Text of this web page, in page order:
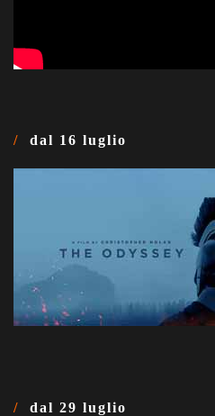
dal 16 luglio
dal 29 luglio